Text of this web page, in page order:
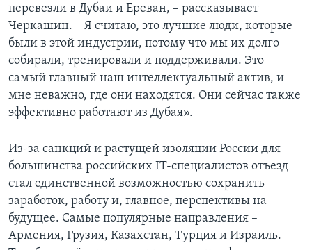
перевезли в Дубаи и Ереван, – рассказывает
Черкашин. – Я считаю, это лучшие люди, которые
были в этой индустрии, потому что мы их долго
собирали, тренировали и поддерживали. Это
самый главный наш интеллектуальный актив, и
мне неважно, где они находятся. Они сейчас также
эффективно работают из Дубая».
Из-за санкций и растущей изоляции России для
большинства российских IT-специалистов отъезд
стал единственной возможностью сохранить
заработок, работу и, главное, перспективы на
будущее. Самые популярные направления –
Армения, Грузия, Казахстан, Турция и Израиль.